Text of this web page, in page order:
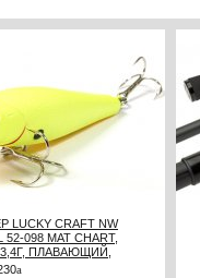
LUCKY CRAFT NW
52-098 MAT CHART,
ПЛАВАЮЩИЙ,
a